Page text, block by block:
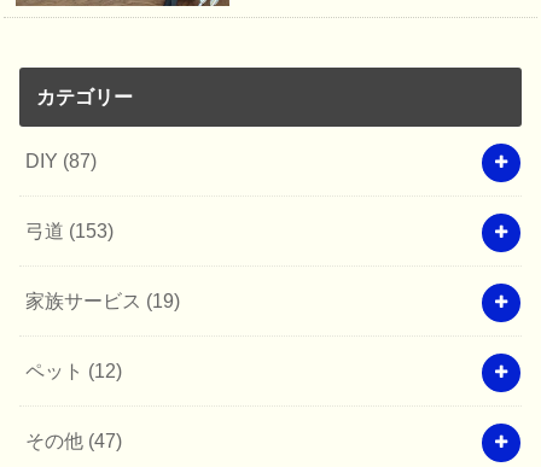
カテゴリー
DIY (87)
弓道 (153)
家族サービス (19)
ペット (12)
その他 (47)